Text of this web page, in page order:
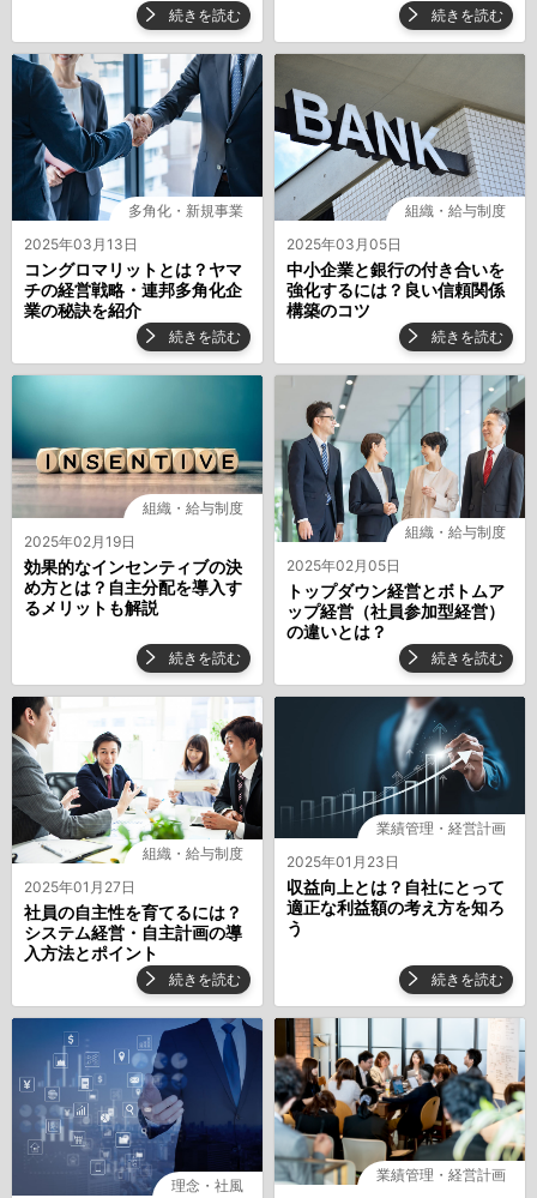
続きを読む 続きを読む
2025年03月13日
多角化・新規事業
コングロマリットとは？ヤマ
チの経営戦略・連邦多角化企
業の秘訣を紹介
続きを読む
2025年03月05日
組織・給与制度
中小企業と銀行の付き合いを
強化するには？良い信頼関係
構築のコツ
続きを読む
2025年02月19日
組織・給与制度
効果的なインセンティブの決
め方とは？自主分配を導入す
るメリットも解説
続きを読む
2025年02月05日
組織・給与制度
トップダウン経営とボトムア
ップ経営（社員参加型経営）
の違いとは？
続きを読む
2025年01月27日
組織・給与制度
社員の自主性を育てるには？
システム経営・自主計画の導
入方法とポイント
続きを読む
2025年01月23日
業績管理・経営計画
収益向上とは？自社にとって
適正な利益額の考え方を知ろ
う
続きを読む
理念・社風
業績管理・経営計画